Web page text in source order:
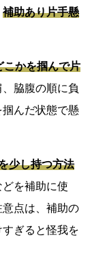
補助あり片手懸
こかを掴んで片
脇腹の順に負
んだ状態で懸
少し持つ方法
を補助に使
点は、補助の
ぎると怪我を